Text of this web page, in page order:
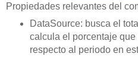
Propiedades relevantes del
DataSource: busca el
calcula el porcentaje
respecto al periodo en